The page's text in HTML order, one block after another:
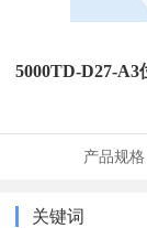
5000TD-D27-
产品规格
关键词